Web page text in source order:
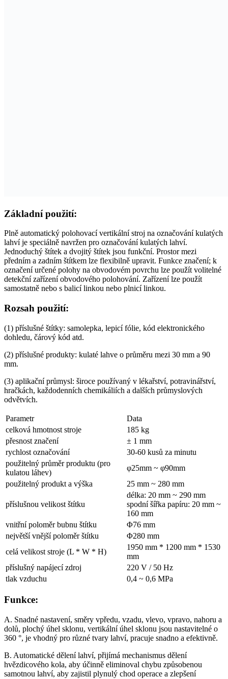
Základní použití:
Plně automatický polohovací vertikální stroj na označování kulatých
lahví je speciálně navržen pro označování kulatých lahví.
Jednoduchý štítek a dvojitý štítek jsou funkční. Prostor mezi
předním a zadním štítkem lze flexibilně upravit. Funkce značení; k
označení určené polohy na obvodovém povrchu lze použít volitelné
detekční zařízení obvodového polohování. Zařízení lze použít
samostatně nebo s balicí linkou nebo plnicí linkou.
Rozsah použití:
(1) příslušné štítky: samolepka, lepicí fólie, kód elektronického
dohledu, čárový kód atd.
(2) příslušné produkty: kulaté lahve o průměru mezi 30 mm a 90
mm.
(3) aplikační průmysl: široce používaný v lékařství, potravinářství,
hračkách, každodenních chemikáliích a dalších průmyslových
odvětvích.
Parametr
Data
celková hmotnost stroje
185 kg
přesnost značení
± 1 mm
rychlost označování
30-60 kusů za minutu
použitelný průměr produktu (pro
kulatou láhev)
φ25mm ~ φ90mm
použitelný produkt a výška
25 mm ~ 280 mm
příslušnou velikost štítku
délka: 20 mm ~ 290 mm
spodní šířka papíru: 20 mm ~
160 mm
vnitřní poloměr bubnu štítku
Φ76 mm
největší vnější poloměr štítku
Φ280 mm
celá velikost stroje (L * W * H)
1950 mm * 1200 mm * 1530
mm
příslušný napájecí zdroj
220 V / 50 Hz
tlak vzduchu
0,4 ~ 0,6 MPa
Funkce:
A. Snadné nastavení, směry vpředu, vzadu, vlevo, vpravo, nahoru a
dolů, plochý úhel sklonu, vertikální úhel sklonu jsou nastavitelné o
360 °, je vhodný pro různé tvary lahví, pracuje snadno a efektivně.
B. Automatické dělení lahví, přijímá mechanismus dělení
hvězdicového kola, aby účinně eliminoval chybu způsobenou
samotnou lahví, aby zajistil plynulý chod operace a zlepšení